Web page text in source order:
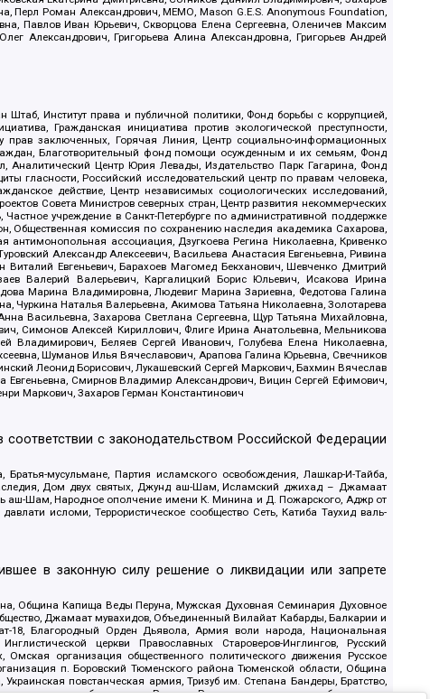
Перл Роман Александрович, МЕМО, Mason G.E.S. Anonymous Foundation,
Павлов Иван Юрьевич, Скворцова Елена Сергеевна, Оленичев Максим
Александрович, Григорьева Алина Александровна, Григорьев Андрей
Институт права и публичной политики, Фонд борьбы с коррупцией,
Гражданская инициатива против экологической преступности,
заключенных, Горячая Линия, Центр социально-информационных
Благотворительный фонд помощи осужденным и их семьям, Фонд
Аналитический Центр Юрия Левады, Издательство Парк Гагарина, Фонд
гласности, Российский исследовательский центр по правам человека,
действие, Центр независимых социологических исследований,
Совета Министров северных стран, Центр развития некоммерческих
учреждение в Санкт-Петербурге по административной поддержке
Общественная комиссия по сохранению наследия академика Сахарова,
антимонопольная ассоциация, Дзугкоева Регина Николаевна, Кривенко
Александр Алексеевич, Васильева Анастасия Евгеньевна, Ривина
Евгеньевич, Барахоев Магомед Бекханович, Шевченко Дмитрий
Валерий Валерьевич, Каргалицкий Борис Юльевич, Исакова Ирина
Марина Владимировна, Людевиг Марина Зариевна, Федотова Галина
Чуркина Наталья Валерьевна, Акимова Татьяна Николаевна, Золотарева
Васильевна, Захарова Светлана Сергеевна, Щур Татьяна Михайловна,
Симонов Алексей Кириллович, Флиге Ирина Анатольевна, Мельникова
Владимирович, Беляев Сергей Иванович, Голубева Елена Николаевна,
Шуманов Илья Вячеславович, Арапова Галина Юрьевна, Свечников
Леонид Борисович, Лукашевский Сергей Маркович, Бахмин Вячеслав
Смирнов Владимир Александрович, Вицин Сергей Ефимович,
Маркович, Захаров Герман Константинович
с законодательством Российской Федерации
мусульмане, Партия исламского освобождения, Лашкар-И-Тайба,
Дом двух святых, Джунд аш-Шам, Исламский джихад – Джамаат
аш-Шам, Народное ополчение имени К. Минина и Д. Пожарского, Аджр от
исломи, Террористическое сообщество Сеть, Катиба Таухид валь-
в законную силу решение о ликвидации или запрете
Община Капища Веды Перуна, Мужская Духовная Семинария Духовное
Джамаат мувахидов, Объединенный Вилайат Кабарды, Балкарии и
18, Благородный Орден Дьявола, Армия воли народа, Национальная
церкви Православных Староверов-Инглингов, Русский
организация общественного политического движения Русское
п. Боровский Тюменского района Тюменской области, Община
повстанческая армия, Тризуб им. Степана Бандеры, Братство,
объединение Русские, Русское национальное объединение